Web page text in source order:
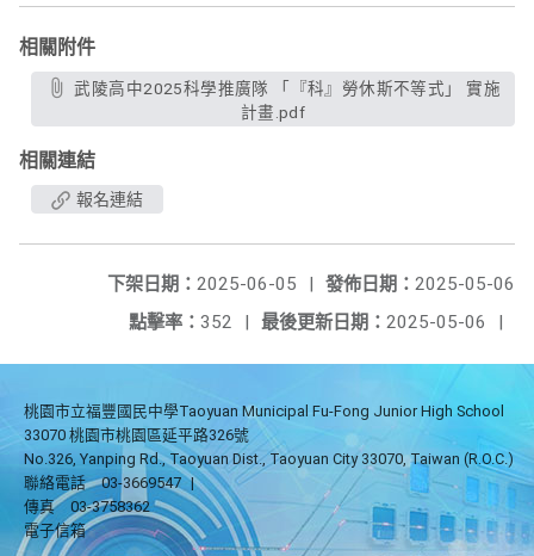
相關附件
武陵高中2025科學推廣隊 「『科』勞休斯不等式」 實施
計畫.pdf
相關連結
報名連結
發佈日期： 2025-05-06
下架日期： 2025-06-05
|
最後更新日期： 2025-05-06 |
點擊率： 352 |
桃園市立福豐國民中學Taoyuan Municipal Fu-Fong Junior High School
33070 桃園市桃園區延平路326號
No.326, Yanping Rd., Taoyuan Dist., Taoyuan City 33070, Taiwan (R.O.C.)
聯絡電話
03-3669547 |
傳真
03-3758362
電子信箱